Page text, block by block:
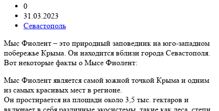
0
31.03.2023
Севастополь
Мыс Фиолент – это природный заповедник на юго-западном
побережье Крыма. Он находится вблизи города Севастополя.
Вот некоторые факты о Мысе Фиолент:
Мыс Фиолент является самой южной точкой Крыма и одним
из самых красивых мест в регионе.
Он простирается на площади около 3,5 тыс. гектаров и
включает в себя различные экосистемы, такие как леса, степи,